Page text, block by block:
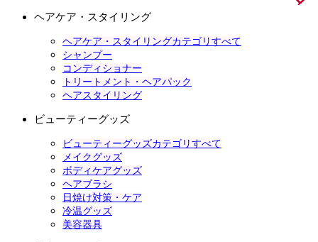
ヘアケア・スタイリング
ヘアケア・スタイリングカテゴリすべて
シャンプー
コンディショナー
トリートメント・ヘアパック
ヘアスタイリング
ビューティーグッズ
ビューティーグッズカテゴリすべて
メイクグッズ
ボディケアグッズ
ヘアブラシ
日焼け対策・ケア
冷温グッズ
美容器具